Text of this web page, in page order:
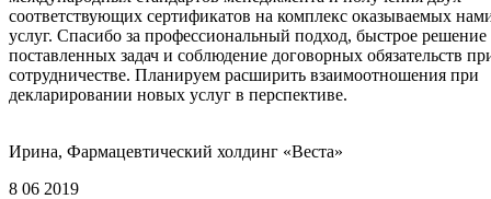
соответствующих сертификатов на комплекс оказываемых
услуг. Спасибо за профессиональный подход, быстрое решение
поставленных задач и соблюдение договорных обязательств
сотрудничестве. Планируем расширить взаимоотношения при
декларировании новых услуг в перспективе.
Ирина, Фармацевтический холдинг «Веста»
8 06 2019